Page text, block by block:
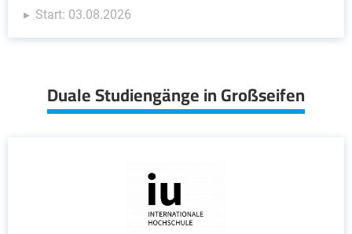
Start: 03.08.2026
Duale Studiengänge in Großseifen